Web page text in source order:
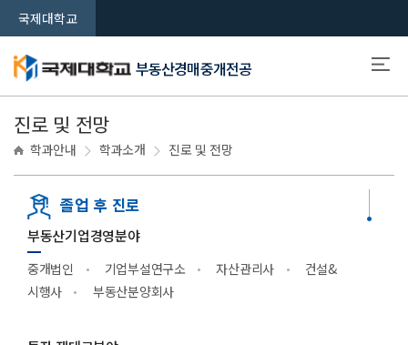
국제대학교
부동산경매중개전공
학과안내 학과소개 진로 및 전망
진로 및 전망
졸업 후 진로
부동산기업경영분야
중개법인 기업부설연구소 자산관리사
건설&
시행사
부동산분양회사